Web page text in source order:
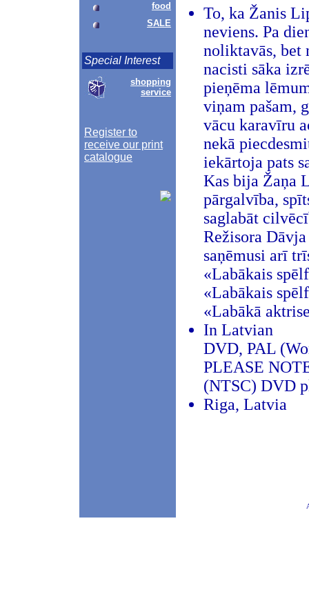
food
SALE
Special Interest
shopping
service
Register to
receive our print
catalogue
To, ka Žanis
neviens. Pa
noliktavās, bet
nacisti sāka
pieņēma
viņam pašam,
vācu karavīru
nekā
iekārtoja pats
Kas bija Žaņa
pārgalvība,
saglabāt
Režisora
saņēmusi arī
«Labākais
«Labākais
«Labākā
In Latvian
DVD, PAL
PLEASE
(NTSC) DVD
Riga, Latvia